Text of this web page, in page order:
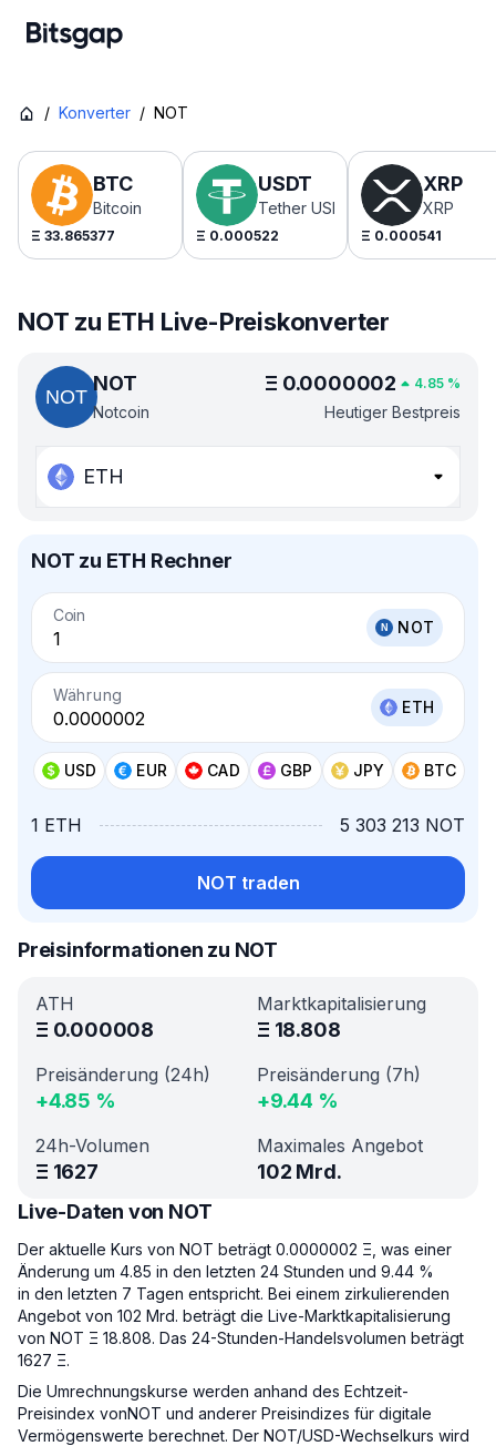
/ Konverter / NOT
BTC
Bitcoin
Ξ 33.865377
USDT
Tether USDt
Ξ 0.000522
XRP
XRP
Ξ 0.000541
NOT zu ETH Live-Preiskonverter
NOT
Notcoin
Ξ 0.0000002 4.85 %
Heutiger Bestpreis
ETH
NOT zu ETH Rechner
Coin
NOT
Währung
ETH
USD EUR CAD GBP JPY BTC
1 ETH 5 303 213 NOT
NOT traden
Preisinformationen zu NOT
ATH
Ξ 0.000008
Marktkapitalisierung
Ξ 18.808
Preisänderung (24h)
+4.85 %
Preisänderung (7h)
+9.44 %
24h-Volumen
Ξ 1627
Maximales Angebot
102 Mrd.
Live-Daten von NOT
Der aktuelle Kurs von NOT beträgt 0.0000002 Ξ, was einer
Änderung um 4.85 in den letzten 24 Stunden und 9.44 %
in den letzten 7 Tagen entspricht. Bei einem zirkulierenden
Angebot von 102 Mrd. beträgt die Live-Marktkapitalisierung
von NOT Ξ 18.808. Das 24-Stunden-Handelsvolumen beträgt
1627 Ξ.
Die Umrechnungskurse werden anhand des Echtzeit-
Preisindex vonNOT und anderer Preisindizes für digitale
Vermögenswerte berechnet. Der NOT/USD-Wechselkurs wird